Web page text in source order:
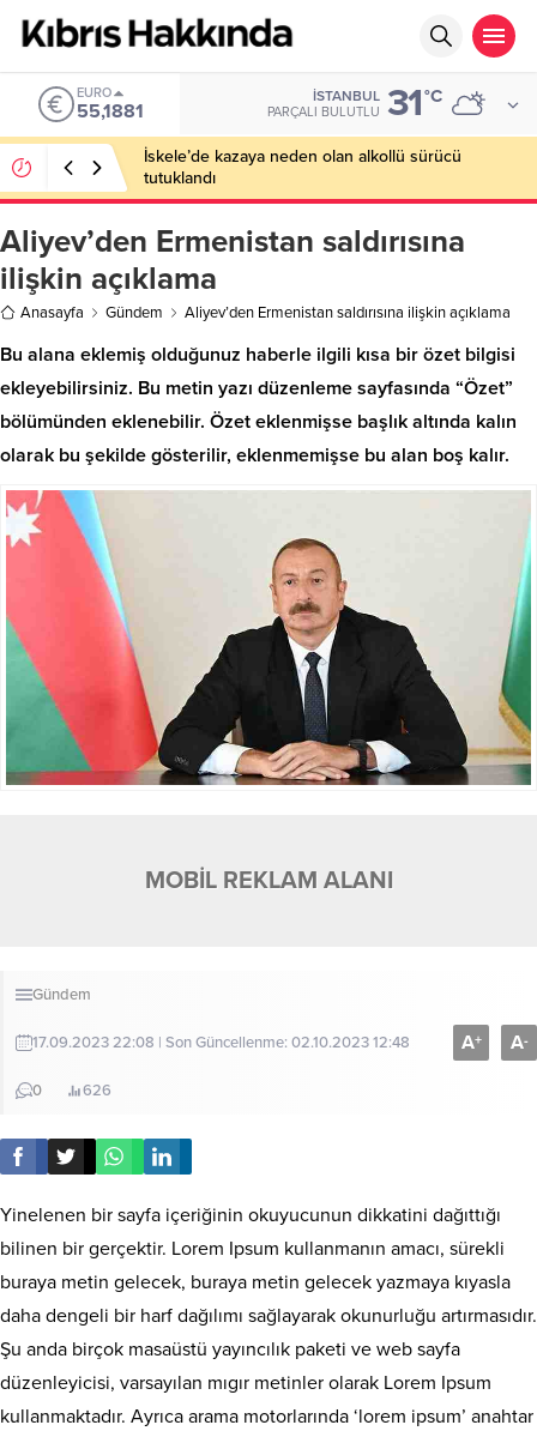
EURO
55,1881
İSTANBUL
PARÇALI BULUTLU 31°C
İskele’de kazaya neden olan alkollü sürücü
tutuklandı
Aliyev’den Ermenistan saldırısına
ilişkin açıklama
Anasayfa Gündem Aliyev’den Ermenistan saldırısına ilişkin açıklama
Bu alana eklemiş olduğunuz haberle ilgili kısa bir özet bilgisi
ekleyebilirsiniz. Bu metin yazı düzenleme sayfasında “Özet”
bölümünden eklenebilir. Özet eklenmişse başlık altında kalın
olarak bu şekilde gösterilir, eklenmemişse bu alan boş kalır.
MOBİL REKLAM ALANI
Gündem
17.09.2023 22:08 | Son Güncellenme: 02.10.2023 12:48
0 626
A+ A-
Yinelenen bir sayfa içeriğinin okuyucunun dikkatini dağıttığı
bilinen bir gerçektir. Lorem Ipsum kullanmanın amacı, sürekli
buraya metin gelecek, buraya metin gelecek yazmaya kıyasla
daha dengeli bir harf dağılımı sağlayarak okunurluğu artırmasıdır.
Şu anda birçok masaüstü yayıncılık paketi ve web sayfa
düzenleyicisi, varsayılan mıgır metinler olarak Lorem Ipsum
kullanmaktadır. Ayrıca arama motorlarında ‘lorem ipsum’ anahtar